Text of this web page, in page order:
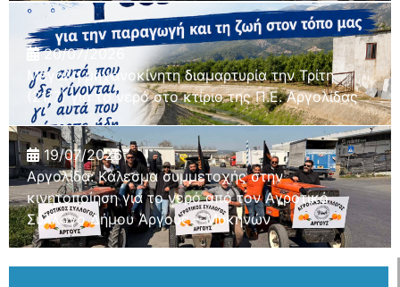
20/07/2026
Μεγάλη μηχανοκίνητη διαμαρτυρία την Τρίτη
(21/7) για το νερό στο κτίριο της Π.Ε. Αργολίδας
19/07/2026
Αργολίδα: Kάλεσμα συμμετοχής στην
κινητοποίηση για το νερό από τον Αγροτικό
Σύλλογο Δήμου Άργους – Μυκηνών